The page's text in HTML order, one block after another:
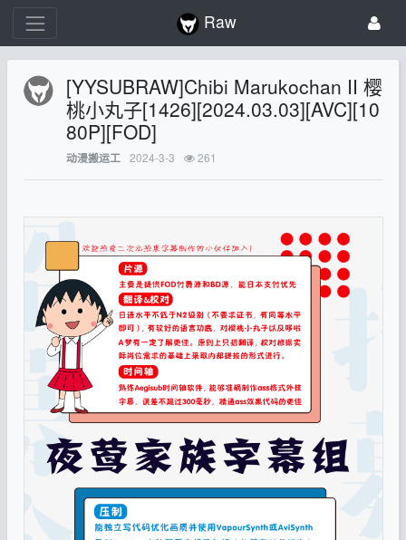
Raw
[YYSUBRAW]Chibi Marukochan II 樱
桃小丸子[1426][2024.03.03][AVC][10
80P][FOD]
动漫搬运工 2024-3-3 261